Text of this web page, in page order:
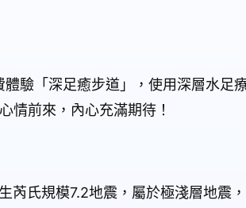
驗「深足癒步道」，使用深層水足
情前來，內心充滿期待！
芮氏規模7.2地震，屬於極淺層地震